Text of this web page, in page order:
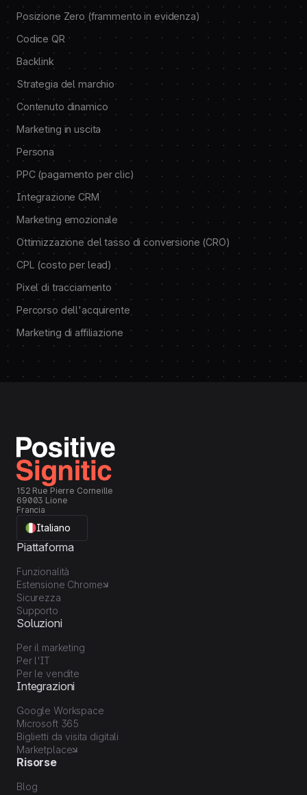
Posizione Zero (frammento in evidenza)
Codice QR
Backlink
Strategia del marchio
Contenuto dinamico
Marketing in uscita
Persona
PPC (pagamento per clic)
Integrazione CRM
Marketing emozionale
Ottimizzazione del tasso di conversione (CRO)
CPL (costo per lead)
Pixel di tracciamento
Percorso dell'acquirente
Marketing di affiliazione
152 Rue Pierre Corneille
69003 Lione
Francia
Italiano
Piattaforma
Funzionalità
Estensione Chrome
Sicurezza
Supporto
Soluzioni
Per il marketing
Per l'IT
Per le vendite
Integrazioni
Google Workspace
Microsoft 365
Biglietti da visita digitali
Marketplace
Risorse
Blog